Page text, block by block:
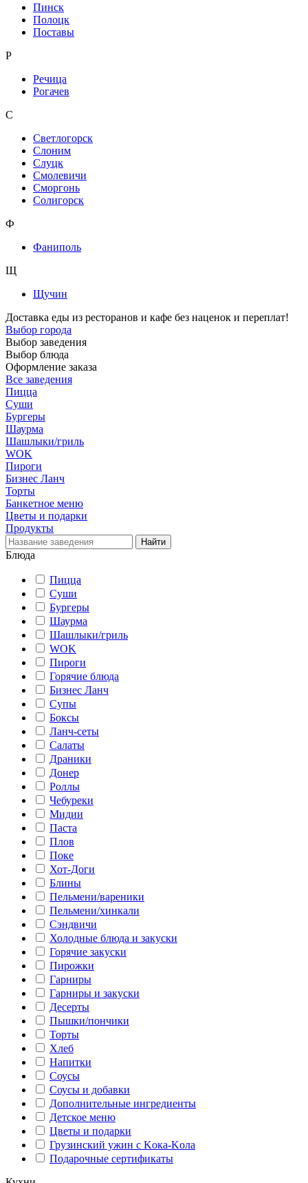
Пинск
Полоцк
Поставы
Р
Речица
Рогачев
С
Светлогорск
Слоним
Слуцк
Смолевичи
Сморгонь
Солигорск
Ф
Фаниполь
Щ
Щучин
Доставка еды из ресторанов и кафе без наценок и переплат!
Выбор города
Выбор заведения
Выбор блюда
Оформление заказа
Все заведения
Пицца
Суши
Бургеры
Шаурма
Шашлыки/гриль
WOK
Пироги
Бизнес Ланч
Торты
Банкетное меню
Цветы и подарки
Продукты
Блюда
Пицца
Суши
Бургеры
Шаурма
Шашлыки/гриль
WOK
Пироги
Горячие блюда
Бизнес Ланч
Супы
Боксы
Ланч-сеты
Салаты
Драники
Донер
Роллы
Чебуреки
Мидии
Паста
Плов
Поке
Хот-Доги
Блины
Пельмени/вареники
Пельмени/хинкали
Сэндвичи
Холодные блюда и закуски
Горячие закуски
Пирожки
Гарниры
Гарниры и закуски
Десерты
Пышки/пончики
Торты
Хлеб
Напитки
Соусы
Соусы и добавки
Дополнительные ингредиенты
Детское меню
Цветы и подарки
Грузинский ужин с Kока-Kола
Подарочные сертификаты